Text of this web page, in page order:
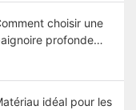
choisir une
profonde
idéal pour les